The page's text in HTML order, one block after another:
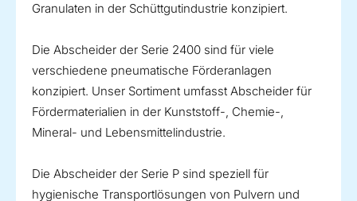
Granulaten in der Schüttgutindustrie konzipiert.
Die Abscheider der Serie 2400 sind für viele
verschiedene pneumatische Förderanlagen
konzipiert. Unser Sortiment umfasst Abscheider für
Fördermaterialien in der Kunststoff-, Chemie-,
Mineral- und Lebensmittelindustrie.
Die Abscheider der Serie P sind speziell für
hygienische Transportlösungen von Pulvern und